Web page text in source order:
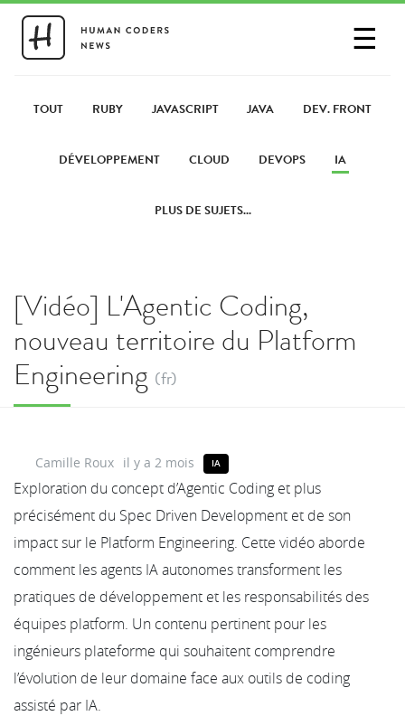
☰
PARTAGER UN LIEN
TOUT RUBY JAVASCRIPT JAVA DEV. FRONT
DÉVELOPPEMENT CLOUD DEVOPS IA
PLUS DE SUJETS...
[Vidéo] L'Agentic Coding,
nouveau territoire du Platform
Engineering (fr)
Camille Roux il y a 2 mois IA
Exploration du concept d’Agentic Coding et plus
précisément du Spec Driven Development et de son
impact sur le Platform Engineering. Cette vidéo aborde
comment les agents IA autonomes transforment les
pratiques de développement et les responsabilités des
équipes platform. Un contenu pertinent pour les
ingénieurs plateforme qui souhaitent comprendre
l’évolution de leur domaine face aux outils de coding
assisté par IA.